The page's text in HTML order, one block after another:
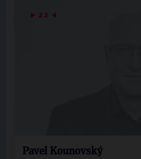
▶ 22 ◀
Pavel Kounovský